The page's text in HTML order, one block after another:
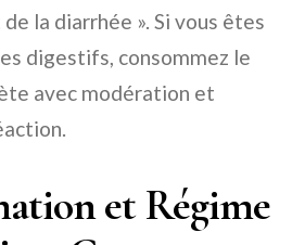
la diarrhée ». Si vous êtes
digestifs, consommez le
avec modération et
et Régime